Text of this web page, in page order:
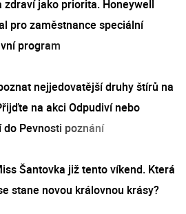
zdraví jako priorita. Honeywell
pro zaměstnance speciální
program
nejjedovatější druhy štírů na
na akci Odpudiví nebo
do Pevnosti poznání
Šantovka již tento víkend. Která
stane novou královnou krásy?